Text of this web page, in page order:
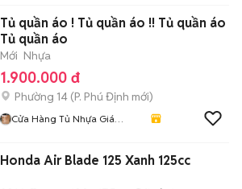
Tủ quần áo ! Tủ quần áo !! Tủ quần áo
Tủ quần áo
Mới Nhựa
1.900.000 đ
Phường 14 (P. Phú Định mới)
Cửa Hàng Tủ Nhựa Giá
Honda Air Blade 125 Xanh 125cc